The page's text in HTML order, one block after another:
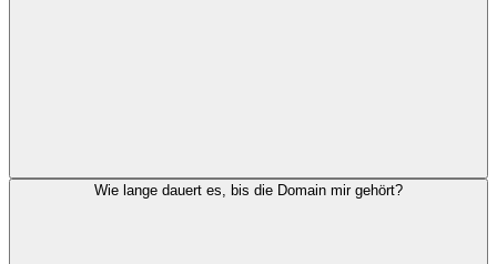
Wie lange dauert es, bis die Domain mir gehört?